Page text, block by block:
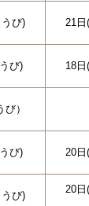
び) 21日
び) 18
）
び) 20日
び)
20日